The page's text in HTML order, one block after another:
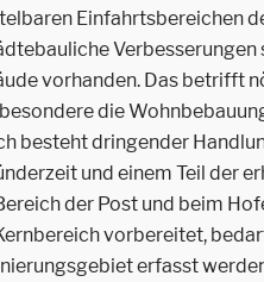
Einfahrtsbereichen
vorhanden. Das betrifft
die
besteht dringender
und einem Teil der
der Post und beim
vorbereitet,
erfasst